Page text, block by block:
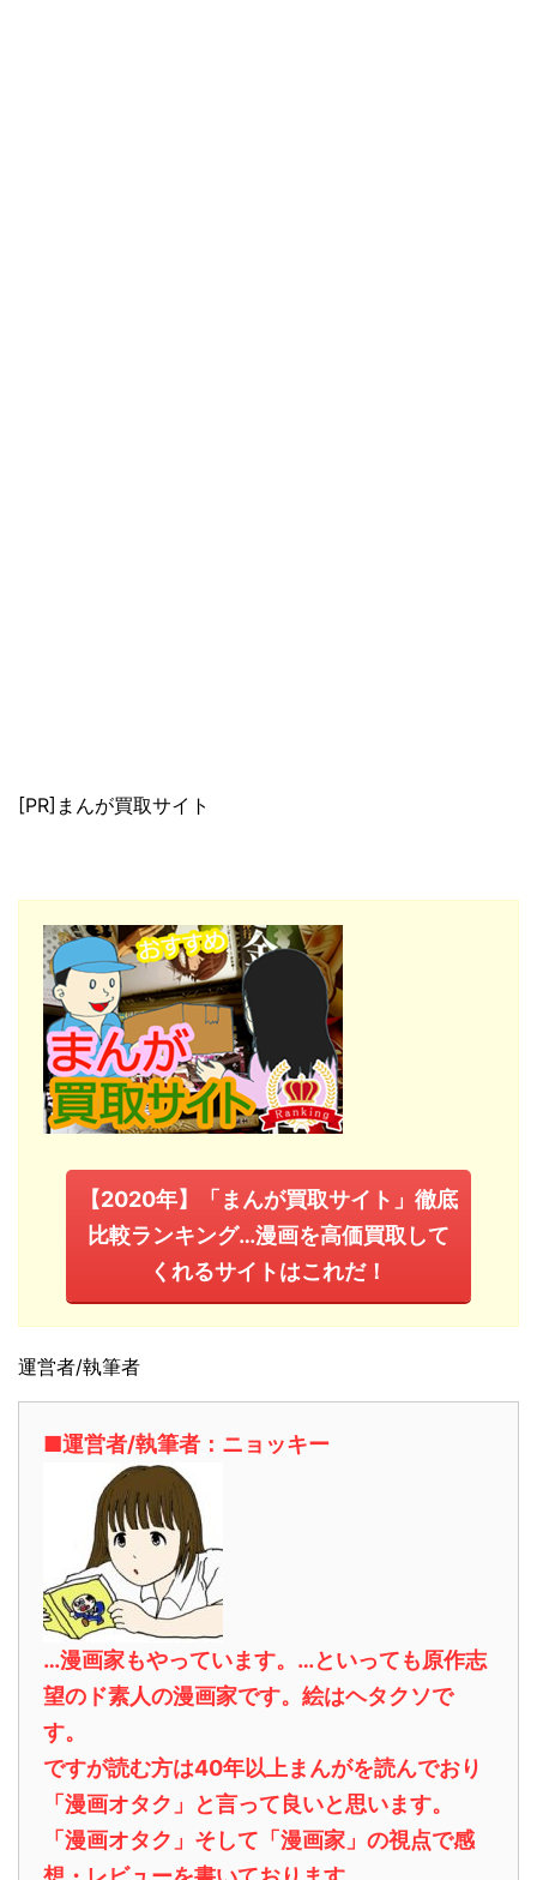
[PR]まんが買取サイト
【2020年】「まんが買取サイト」徹底
比較ランキング…漫画を高価買取して
くれるサイトはこれだ！
運営者/執筆者
■運営者/執筆者：ニョッキー
…漫画家もやっています。…といっても原作志
望のド素人の漫画家です。絵はヘタクソで
す。
ですが読む方は40年以上まんがを読んでおり
「漫画オタク」と言って良いと思います。
「漫画オタク」そして「漫画家」の視点で感